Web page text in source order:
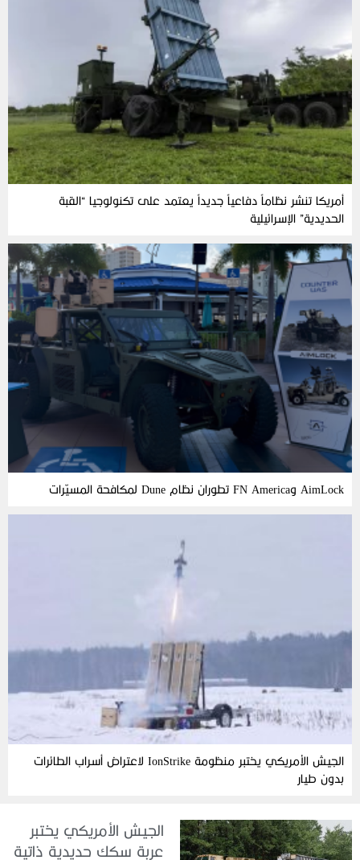
أمريكا تنشر نظاماً دفاعياً جديداً يعتمد على تكنولوجيا “القبة
الحديدية” الإسرائيلية
AimLock وFN America تطوران نظام Dune لمكافحة المسيّرات
الجيش الأمريكي يختبر منظومة IonStrike لاعتراض أسراب الطائرات
بدون طيار
الجيش الأمريكي يختبر
عربة سكك حديدية ذاتية